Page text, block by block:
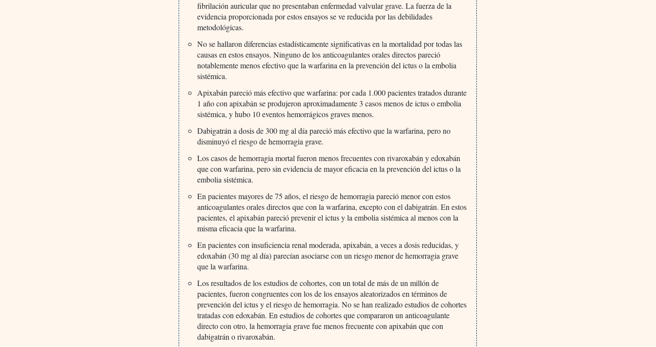
fibrilación auricular que no presentaban enfermedad valvular grave. La fuerza de la
evidencia proporcionada por estos ensayos se ve reducida por las debilidades
metodológicas.
No se hallaron diferencias estadísticamente significativas en la mortalidad por todas las
causas en estos ensayos. Ninguno de los anticoagulantes orales directos pareció
notablemente menos efectivo que la warfarina en la prevención del ictus o la embolia
sistémica.
Apixabán pareció más efectivo que warfarina: por cada 1.000 pacientes tratados durante
1 año con apixabán se produjeron aproximadamente 3 casos menos de ictus o embolia
sistémica, y hubo 10 eventos hemorrágicos graves menos.
Dabigatrán a dosis de 300 mg al día pareció más efectivo que la warfarina, pero no
disminuyó el riesgo de hemorragia grave.
Los casos de hemorragia mortal fueron menos frecuentes con rivaroxabán y edoxabán
que con warfarina, pero sin evidencia de mayor eficacia en la prevención del ictus o la
embolia sistémica.
En pacientes mayores de 75 años, el riesgo de hemorragia pareció menor con estos
anticoagulantes orales directos que con la warfarina, excepto con el dabigatrán. En estos
pacientes, el apixabán pareció prevenir el ictus y la embolia sistémica al menos con la
misma eficacia que la warfarina.
En pacientes con insuficiencia renal moderada, apixabán, a veces a dosis reducidas, y
edoxabán (30 mg al día) parecían asociarse con un riesgo menor de hemorragia grave
que la warfarina.
Los resultados de los estudios de cohortes, con un total de más de un millón de
pacientes, fueron congruentes con los de los ensayos aleatorizados en términos de
prevención del ictus y el riesgo de hemorragia. No se han realizado estudios de cohortes
tratadas con edoxabán. En estudios de cohortes que compararon un anticoagulante
directo con otro, la hemorragia grave fue menos frecuente con apixabán que con
dabigatrán o rivaroxabán.